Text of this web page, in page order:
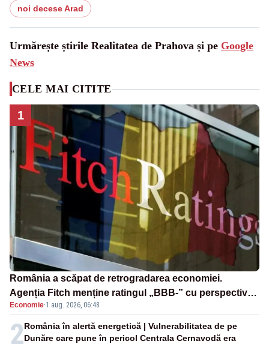
noi decese Arad
Urmărește știrile Realitatea de Prahova și pe Google
News
CELE MAI CITITE
1
România a scăpat de retrogradarea economiei.
Agenția Fitch menține ratingul „BBB-” cu perspectivă
negativă
Economie·1 aug. 2026, 06:48
2România în alertă energetică | Vulnerabilitatea de pe
Dunăre care pune în pericol Centrala Cernavodă era